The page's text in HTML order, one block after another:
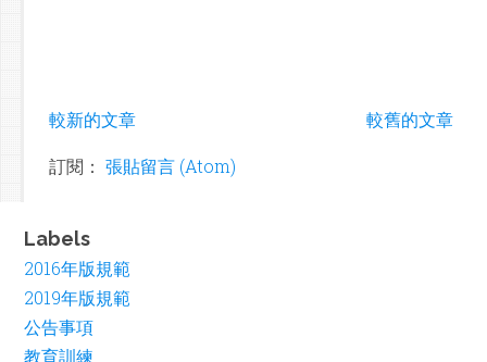
較新的文章 較舊的文章
訂閱： 張貼留言 (Atom)
Labels
2016年版規範
2019年版規範
公告事項
教育訓練